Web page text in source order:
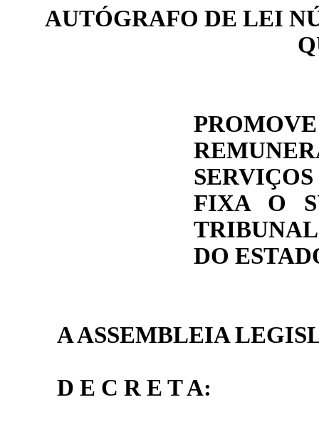
AUTÓGRAFO DE LEI
FIXA O
DO
A ASSEMBLEIA
D E C R E T A: